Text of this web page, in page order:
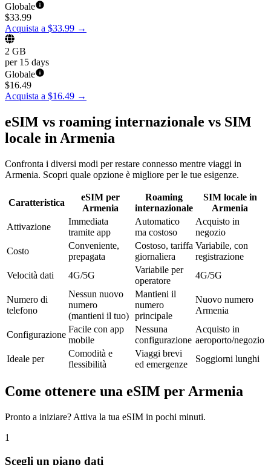
Globale
$33.99
Acquista a $33.99 →
2 GB
per 15 days
Globale
$16.49
Acquista a $16.49 →
eSIM vs roaming internazionale vs SIM
locale in Armenia
Confronta i diversi modi per restare connesso mentre viaggi in
Armenia. Scopri quale opzione è migliore per le tue esigenze.
Caratteristica
eSIM per
Armenia
Roaming
internazionale
SIM locale in
Armenia
Attivazione
Immediata
tramite app
Automatico
ma costoso
Acquisto in
negozio
Costo
Conveniente,
prepagata
Costoso, tariffa
giornaliera
Variabile, con
registrazione
Velocità dati
4G/5G
Variabile per
operatore
4G/5G
Numero di
telefono
Nessun nuovo
numero
(mantieni il tuo)
Mantieni il
numero
principale
Nuovo numero
Armenia
Configurazione
Facile con app
mobile
Nessuna
configurazione
Acquisto in
aeroporto/negozio
Ideale per
Comodità e
flessibilità
Viaggi brevi
ed emergenze
Soggiorni lunghi
Come ottenere una eSIM per Armenia
Pronto a iniziare? Attiva la tua eSIM in pochi minuti.
1
Scegli un piano dati